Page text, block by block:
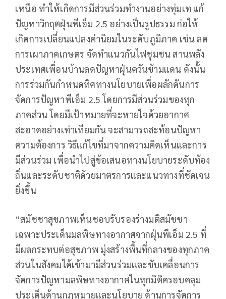
เหนือ ทำให้เกิดการมีส่วนร่วมทำงานอย่างทุ่มเท แก้
ปัญหาวิกฤตฝุ่นพีเอ็ม 2.5 อย่างเป็นรูปธรรม ก่อให้
เกิดการเปลี่ยนแปลงค่านิยมในระดับภูมิภาค เช่น ลด
การเผาภาคเกษตร จัดทำแนวกันไฟชุมชน สานพลัง
ประเทศเพื่อนบ้านลดปัญหาฝุ่นควันข้ามแดน ดังนั้น
การร่วมกันกำหนดทิศทางนโยบายเพื่อผลักดันการ
จัดการปัญหาพีเอ็ม 2.5 โดยการมีส่วนร่วมของทุก
ภาคส่วน โดยมีเป้าหมายที่จะหายใจด้วยอากาศ
สะอาดอย่างเท่าเทียมกัน จะสามารถสะท้อนปัญหา
ความต้องการ วิธีแก้ไขที่มาจากความคิดเห็นและการ
มีส่วนร่วม เพื่อนำไปสู่ข้อเสนอทางนโยบายระดับท้อง
ถิ่นและระดับชาติด้วยมาตรการและแนวทางที่ชัดเจน
ยิ่งขึ้น
“สมัชชาสุขภาพเห็นชอบรับรองร่างมติสมัชชา
เฉพาะประเด็นมลพิษทางอากาศจากฝุ่นพีเอ็ม 2.5 ที่
มีผลกระทบต่อสุขภาพ มุ่งสร้างพื้นที่กลางของทุกภาค
ส่วนในสังคมได้เข้ามามีส่วนร่วมและขับเคลื่อนการ
จัดการปัญหามลพิษทางอากาศในทุกมิติครอบคลุม
ประเด็นด้านกฎหมายและนโยบาย ด้านการจัดการ